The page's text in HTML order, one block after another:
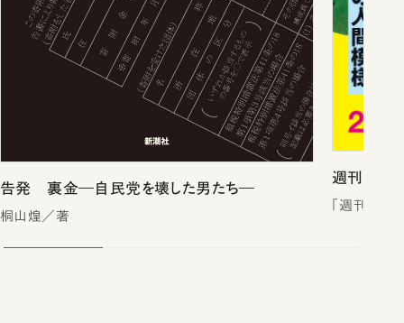
告発 裏金―自民党を壊した男たち―
桐山煌／著
週刊新潮
「週刊新潮